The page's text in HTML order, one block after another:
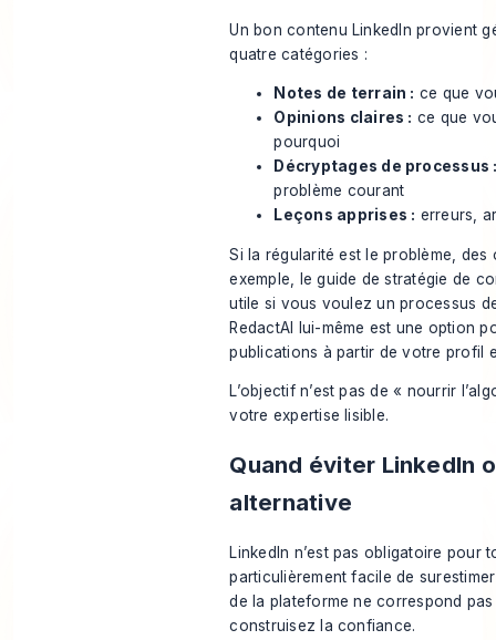
Un bon contenu LinkedIn provient
quatre catégories :
Notes de terrain : ce que
Opinions claires : ce que
pourquoi
Décryptages de processus
problème courant
Leçons apprises : erreurs,
Si la régularité est le problème, des
exemple, le guide de stratégie de
utile si vous voulez un processus
RedactAI lui-même est une option
publications à partir de votre profil
L’objectif n’est pas de « nourrir
votre expertise lisible.
Quand éviter LinkedIn
alternative
LinkedIn n’est pas obligatoire pour
particulièrement facile de
de la plateforme ne correspond
construisez la confiance.